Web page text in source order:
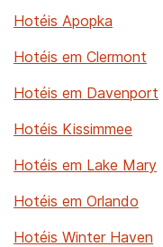
Hotéis Apopka
Hotéis em Clermont
Hotéis em Davenport
Hotéis Kissimmee
Hotéis em Lake Mary
Hotéis em Orlando
Hotéis Winter Haven